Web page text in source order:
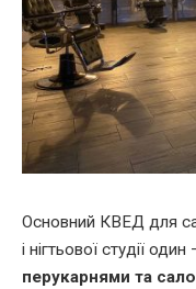
Основний КВЕД для
і нігтьової студії один
перукарнями та